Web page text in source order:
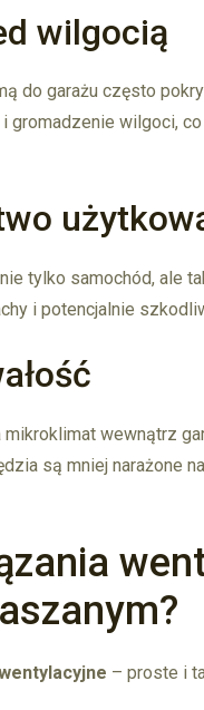
wilgocią
do garażu często
gromadzenie wilgoci,
tylko samochód, ale
i potencjalnie
mikroklimat wewnątrz
są mniej narażone
– proste i